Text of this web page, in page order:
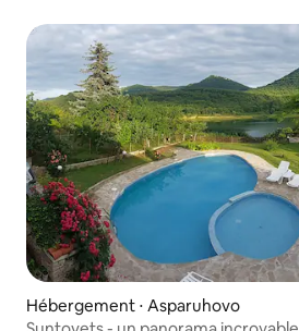
Hébergement ⋅ Asparuhovo